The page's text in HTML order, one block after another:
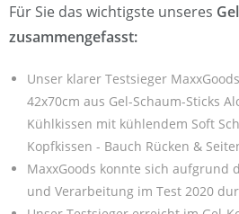
Für Sie das wichtigste unseres
zusammengefasst:
Unser klarer Testsieger
42x70cm aus Gel-Schaum-Sticks
Kühlkissen mit kühlendem Soft
Kopfkissen - Bauch Rücken &
MaxxGoods konnte sich aufgrund
und Verarbeitung im Test 2020